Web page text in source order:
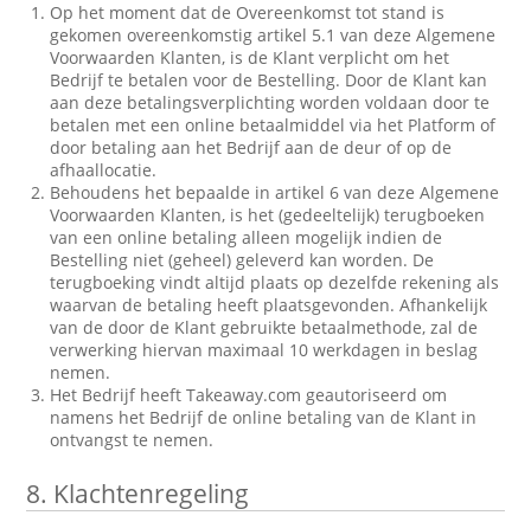
Op het moment dat de Overeenkomst tot stand is
gekomen overeenkomstig artikel 5.1 van deze Algemene
Voorwaarden Klanten, is de Klant verplicht om het
Bedrijf te betalen voor de Bestelling. Door de Klant kan
aan deze betalingsverplichting worden voldaan door te
betalen met een online betaalmiddel via het Platform of
door betaling aan het Bedrijf aan de deur of op de
afhaallocatie.
Behoudens het bepaalde in artikel 6 van deze Algemene
Voorwaarden Klanten, is het (gedeeltelijk) terugboeken
van een online betaling alleen mogelijk indien de
Bestelling niet (geheel) geleverd kan worden. De
terugboeking vindt altijd plaats op dezelfde rekening als
waarvan de betaling heeft plaatsgevonden. Afhankelijk
van de door de Klant gebruikte betaalmethode, zal de
verwerking hiervan maximaal 10 werkdagen in beslag
nemen.
Het Bedrijf heeft Takeaway.com geautoriseerd om
namens het Bedrijf de online betaling van de Klant in
ontvangst te nemen.
8. Klachtenregeling